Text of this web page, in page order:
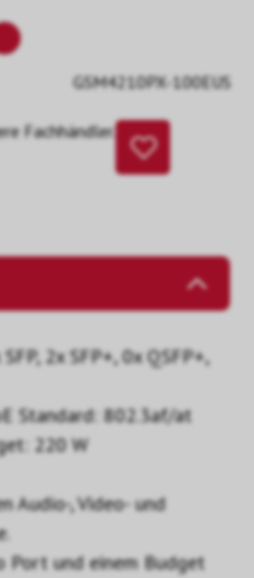
GSM4210PX-100EUS
Fachhändler.
2x SFP+, 0x QSFP+,
Standard: 802.3af/at
220 W
Audio-, Video- und
Port und einem Budget